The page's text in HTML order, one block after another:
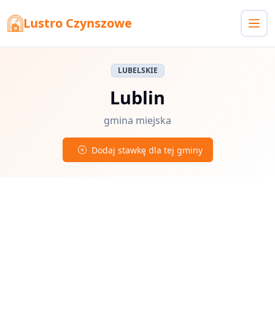
Lustro Czynszowe
LUBELSKIE
Lublin
gmina miejska
Dodaj stawkę dla tej gminy